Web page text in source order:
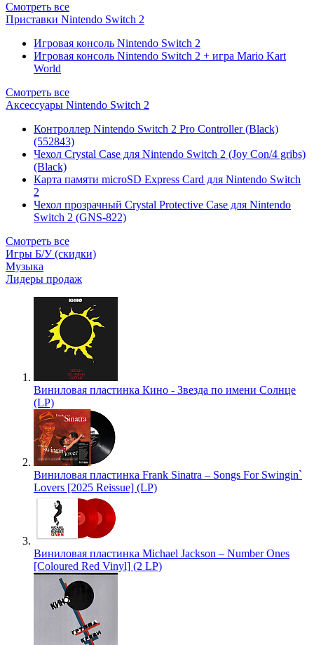
Смотреть все
Приставки Nintendo Switch 2
Игровая консоль Nintendo Switch 2
Игровая консоль Nintendo Switch 2 + игра Mario Kart
World
Смотреть все
Аксессуары Nintendo Switch 2
Контроллер Nintendo Switch 2 Pro Controller (Black)
(552843)
Чехол Сrystal Сase для Nintendo Switch 2 (Joy Con/4 gribs)
(Black)
Карта памяти microSD Express Card для Nintendo Switch
2
Чехол прозрачный Crystal Protective Case для Nintendo
Switch 2 (GNS-822)
Смотреть все
Игры Б/У (скидки)
Музыка
Лидеры продаж
Виниловая пластинка Кино - Звезда по имени Солнце
(LP)
Виниловая пластинка Frank Sinatra – Songs For Swingin`
Lovers [2025 Reissue] (LP)
Виниловая пластинка Michael Jackson – Number Ones
[Coloured Red Vinyl] (2 LP)